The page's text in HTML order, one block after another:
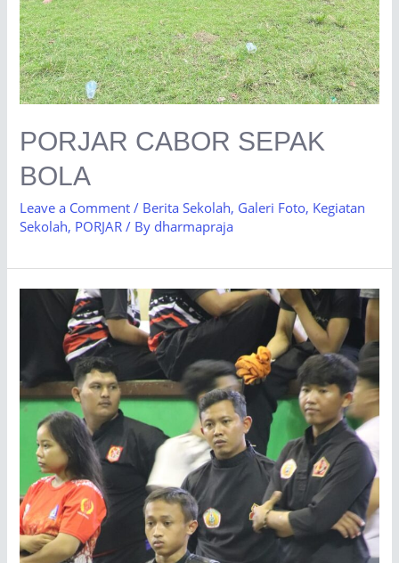
PORJAR CABOR SEPAK
BOLA
Leave a Comment / Berita Sekolah, Galeri Foto, Kegiatan
Sekolah, PORJAR / By dharmapraja